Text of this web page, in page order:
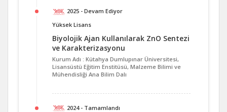
2025 - Devam Ediyor
Yüksek Lisans
Biyolojik Ajan Kullanılarak ZnO Sentezi
ve Karakterizasyonu
Kurum Adı : Kütahya Dumlupınar Üniversitesi,
Lisansüstü Eğitim Enstitüsü, Malzeme Bilimi ve
Mühendisliği Ana Bilim Dalı
2024 - Tamamlandı